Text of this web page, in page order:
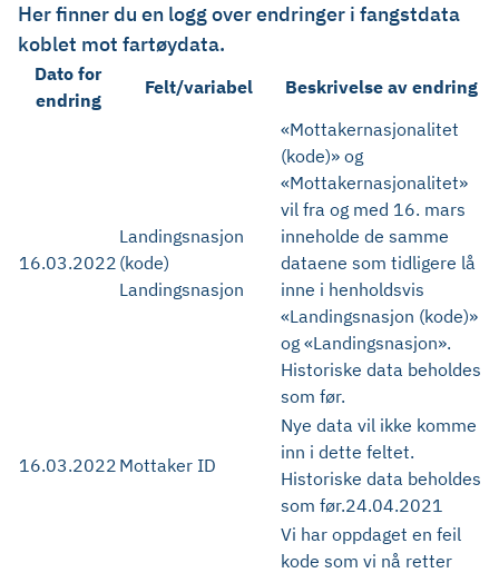
Her finner du en logg over endringer i fangstdata
koblet mot fartøydata.
Dato for
endring
Felt/variabel Beskrivelse av endring
16.03.2022
Landingsnasjon
(kode)
Landingsnasjon
«Mottakernasjonalitet
(kode)» og
«Mottakernasjonalitet»
vil fra og med 16. mars
inneholde de samme
dataene som tidligere lå
inne i henholdsvis
«Landingsnasjon (kode)»
og «Landingsnasjon».
Historiske data beholdes
som før.
16.03.2022 Mottaker ID
Nye data vil ikke komme
inn i dette feltet.
Historiske data beholdes
som før.24.04.2021
Vi har oppdaget en feil
kode som vi nå retter